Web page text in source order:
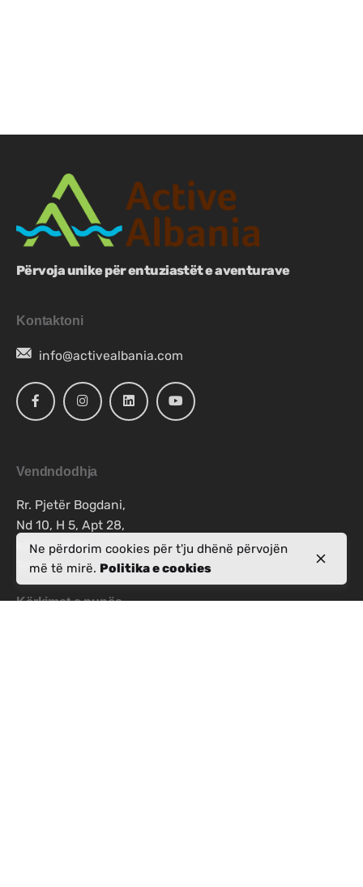
Përvoja unike për entuziastët e aventurave
Kontaktoni
info@activealbania.com
Vendndodhja
Rr. Pjetër Bogdani,
Nd 10, H 5, Apt 28,
kati i 7, 1019
Tiranë
Kërkimet e punës
Ne përdorim cookies për t'ju dhënë përvojën
më të mirë. Politika e cookies